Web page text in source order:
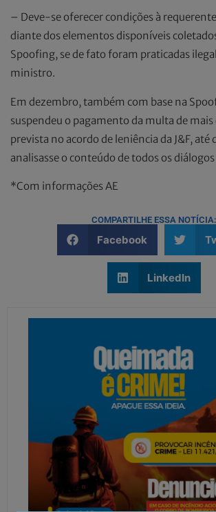
– Deve-se oferecer condições à
diante dos elementos disponíveis
Spoofing, se de fato foram praticadas
ministro.
Em dezembro, também com base na
suspendeu o pagamento da multa de mais
prevista no acordo de leniência da J&F, até
analisasse o conteúdo de todos os
*Com informações AE
COMPARTILHE ESSA NOTÍCIA:
Facebook
LinkedIn